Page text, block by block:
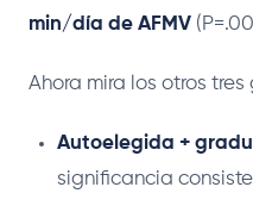
min/día de AFMV
Ahora mira los otros
Autoelegida +
significancia